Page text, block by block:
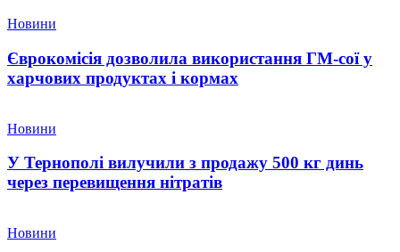
Новини
Єврокомісія дозволила використання ГМ-сої у
харчових продуктах і кормах
Новини
У Тернополі вилучили з продажу 500 кг динь
через перевищення нітратів
Новини